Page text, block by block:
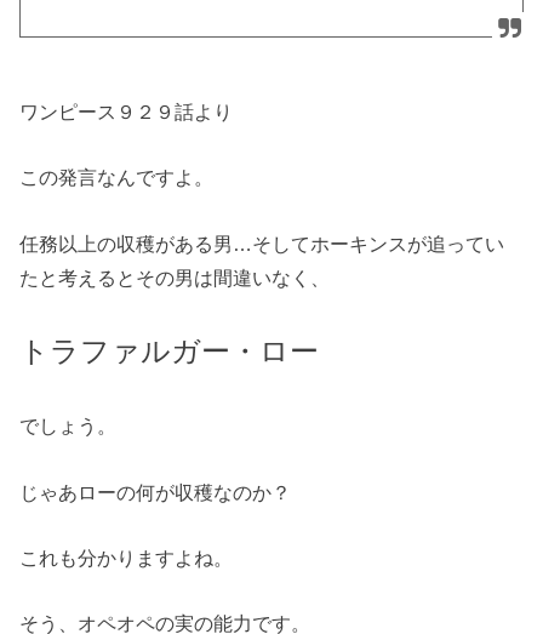
ワンピース９２９話より
この発言なんですよ。
任務以上の収穫がある男…そしてホーキンスが追ってい
たと考えるとその男は間違いなく、
トラファルガー・ロー
でしょう。
じゃあローの何が収穫なのか？
これも分かりますよね。
そう、オペオペの実の能力です。